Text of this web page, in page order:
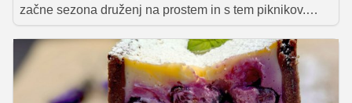
začne sezona druženj na prostem in s tem piknikov.
Smisel piknikov pa ni zgolj priprava hrane, ampak
priložnost za sproščeno druženje, dolge pogovore in
uživanje v okusih, ki jih povezujemo s poletjem. Prav
zato ni presenetljivo, da je žar še vedno osrednji del
številnih vrtnih zabav in družinskih srečanj.